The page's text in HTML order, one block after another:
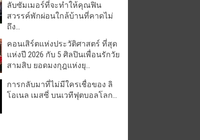
ลับซัมเมอร์ที่จะทำให้คุณฟิน
สวรรค์พักผ่อนใกล้บ้านที่คาดไม่
ถึง...
คอนเสิร์ตแห่งประวัติศาสตร์ ที่สุด
แห่งปี 2026 กับ 5 ศิลปินเพื่อนรักวัย
สามสิบ ยอดมงกุฎแห่งยุ...
การกลับมาที่ไม่มีใครเชื่อของ ลิ
โอเนล เมสซี่ บนเวทีฟุตบอลโลก...